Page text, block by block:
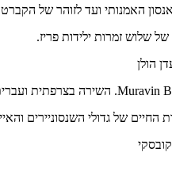
האמנותי ועד לזוהר של הקברט
שלוש זמרות ילידות פריז.
הולן
החיים של גדולי השנסוניירים